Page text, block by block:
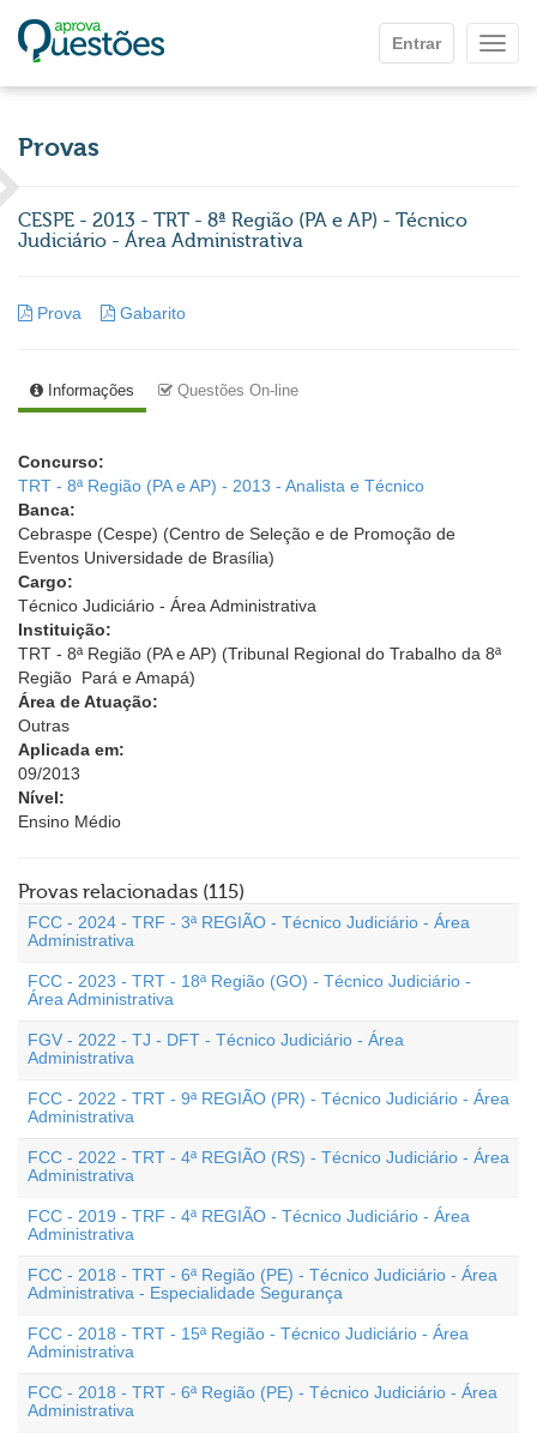
Entrar
Provas
CESPE - 2013 - TRT - 8ª Região (PA e AP) - Técnico
Judiciário - Área Administrativa
Prova Gabarito
Informações Questões On-line
Concurso:
TRT - 8ª Região (PA e AP) - 2013 - Analista e Técnico
Banca:
Cebraspe (Cespe) (Centro de Seleção e de Promoção de
Eventos Universidade de Brasília)
Cargo:
Técnico Judiciário - Área Administrativa
Instituição:
TRT - 8ª Região (PA e AP) (Tribunal Regional do Trabalho da 8ª
Região  Pará e Amapá)
Área de Atuação:
Outras
Aplicada em:
09/2013
Nível:
Ensino Médio
Provas relacionadas (115)
FCC - 2024 - TRF - 3ª REGIÃO - Técnico Judiciário - Área
Administrativa
FCC - 2023 - TRT - 18ª Região (GO) - Técnico Judiciário -
Área Administrativa
FGV - 2022 - TJ - DFT - Técnico Judiciário - Área
Administrativa
FCC - 2022 - TRT - 9ª REGIÃO (PR) - Técnico Judiciário - Área
Administrativa
FCC - 2022 - TRT - 4ª REGIÃO (RS) - Técnico Judiciário - Área
Administrativa
FCC - 2019 - TRF - 4ª REGIÃO - Técnico Judiciário - Área
Administrativa
FCC - 2018 - TRT - 6ª Região (PE) - Técnico Judiciário - Área
Administrativa - Especialidade Segurança
FCC - 2018 - TRT - 15ª Região - Técnico Judiciário - Área
Administrativa
FCC - 2018 - TRT - 6ª Região (PE) - Técnico Judiciário - Área
Administrativa